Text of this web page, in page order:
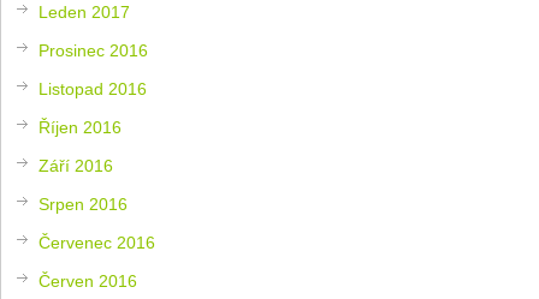
Leden 2017
Prosinec 2016
Listopad 2016
Říjen 2016
Září 2016
Srpen 2016
Červenec 2016
Červen 2016